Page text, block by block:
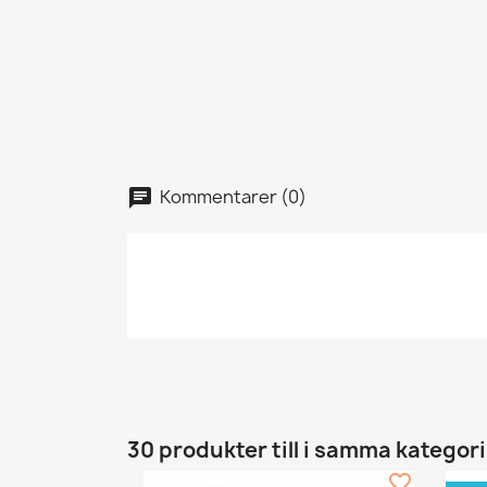
Kommentarer (0)
30 produkter till i samma kategori